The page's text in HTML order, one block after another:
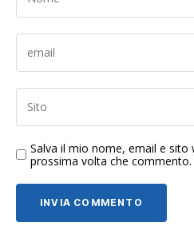
Salva il mio nome, email e
prossima volta che commento.